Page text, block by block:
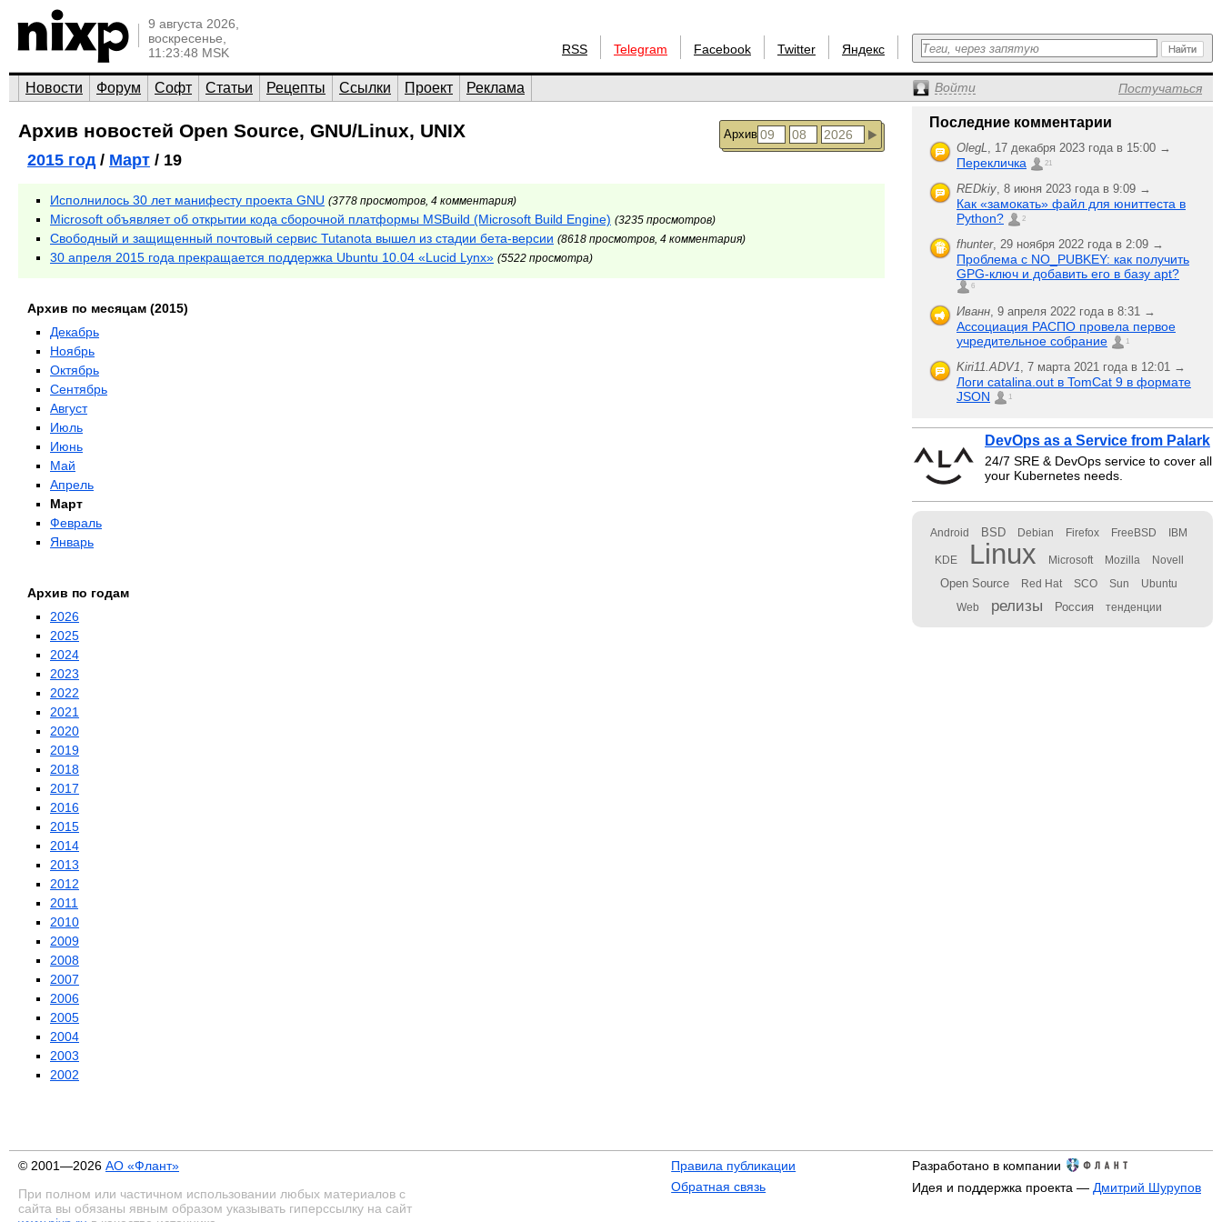
9 августа 2026,
воскресенье,
11:23:48 MSK
RSS Telegram Facebook Twitter Яндекс
Новости Форум Софт Статьи Рецепты Ссылки Проект Реклама Войти Постучаться
Архив
Архив новостей Open Source, GNU/Linux, UNIX
2015 год/ Март / 19
Исполнилось 30 лет манифесту проекта GNU (3778 просмотров, 4 комментария)
Microsoft объявляет об открытии кода сборочной платформы MSBuild (Microsoft Build Engine) (3235 просмотров)
Свободный и защищенный почтовый сервис Tutanota вышел из стадии бета-версии (8618 просмотров, 4 комментария)
30 апреля 2015 года прекращается поддержка Ubuntu 10.04 «Lucid Lynx» (5522 просмотра)
Архив по месяцам (2015)
Декабрь
Ноябрь
Октябрь
Сентябрь
Август
Июль
Июнь
Май
Апрель
Март
Февраль
Январь
Архив по годам
2026
2025
2024
2023
2022
2021
2020
2019
2018
2017
2016
2015
2014
2013
2012
2011
2010
2009
2008
2007
2006
2005
2004
2003
2002
Последние комментарии
OlegL, 17 декабря 2023 года в 15:00 →
Перекличка 21
REDkiy, 8 июня 2023 года в 9:09 →
Как «замокать» файл для юниттеста в
Python?
2
fhunter, 29 ноября 2022 года в 2:09 →
Проблема с NO_PUBKEY: как получить
GPG-ключ и добавить его в базу apt?
6
Иванн, 9 апреля 2022 года в 8:31 →
Ассоциация РАСПО провела первое
учредительное собрание
1
Kiri11.ADV1, 7 марта 2021 года в 12:01 →
Логи catalina.out в TomCat 9 в формате
JSON
1
DevOps as a Service from Palark
24/7 SRE & DevOps service to cover all
your Kubernetes needs.
Android BSD Debian Firefox FreeBSD IBM
KDE Linux Microsoft Mozilla Novell
Open Source Red Hat SCO Sun Ubuntu
Web релизы Россия тенденции
© 2001—2026 АО «Флант»
При полном или частичном использовании любых материалов с
сайта вы обязаны явным образом указывать гиперссылку на сайт
Правила публикации
Обратная связь
Разработано в компании
Идея и поддержка проекта — Дмитрий Шурупов